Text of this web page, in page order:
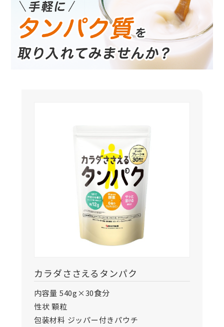
カラダささえるタンパク
内容量 540g×30食分
性状 顆粒
包装材料 ジッパー付きパウチ